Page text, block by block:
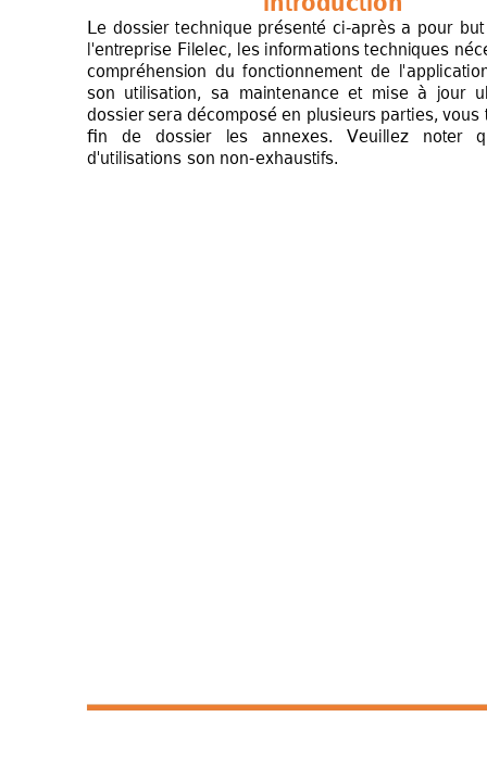
Le dossier technique présenté ci-après a pour
l'entreprise Filelec, les informations techniques
compréhension du fonctionnement de l'
son utilisation, sa maintenance et mise à jour
dossier sera décomposé en plusieurs parties,
fin de dossier les annexes. Veuillez noter
d'utilisations son non-exhaustifs.